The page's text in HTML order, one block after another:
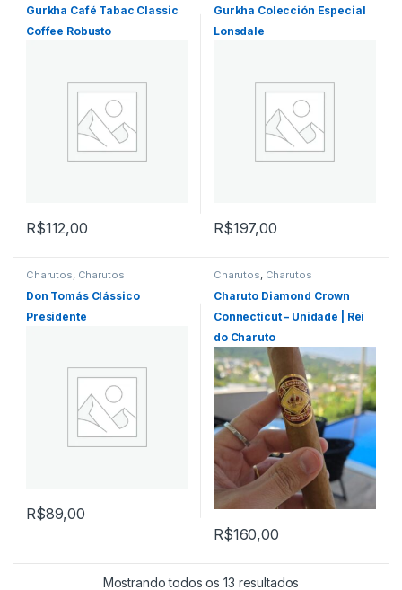
Gurkha Café Tabac Classic
Coffee Robusto
R$112,00
Gurkha Colección Especial
Lonsdale
R$197,00
Charutos Charutos
Dominicanos
Don Tomás Clássico
Presidente
R$89,00
Charutos Charutos
Dominicanos
Todos Produtos
Charuto Diamond Crown
Connecticut – Unidade | Rei
do Charuto
R$160,00
Mostrando todos os 13 resultados